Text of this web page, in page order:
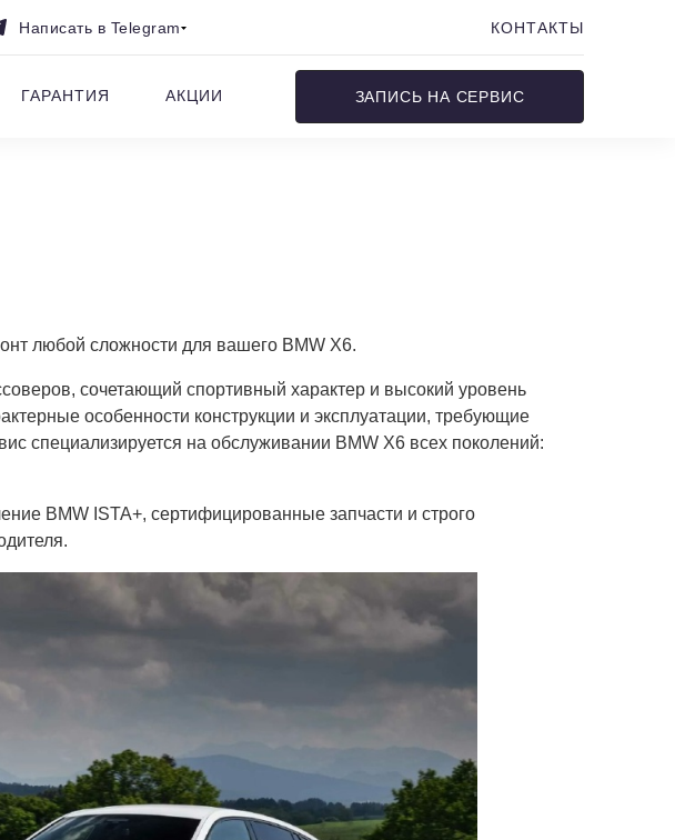
Написать в Telegram КОНТАКТЫ
ГАРАНТИЯ АКЦИИ ЗАПИСЬ НА СЕРВИС
любой сложности для вашего BMW X6.
сочетающий спортивный характер и высокий уровень
особенности конструкции и эксплуатации, требующие
специализируется на обслуживании BMW X6 всех поколений:
BMW ISTA+, сертифицированные запчасти и строго